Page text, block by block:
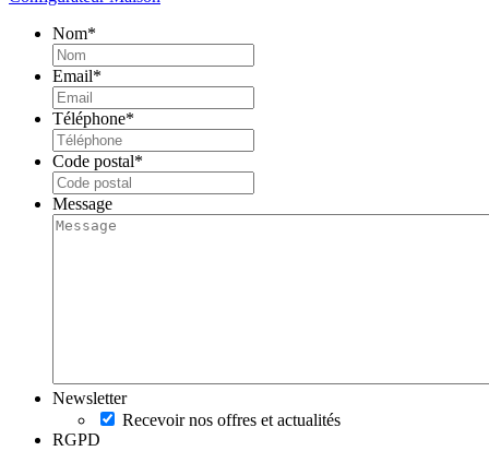
Nom*
Email*
Téléphone*
Code postal*
Message
Newsletter
Recevoir nos offres et actualités
RGPD